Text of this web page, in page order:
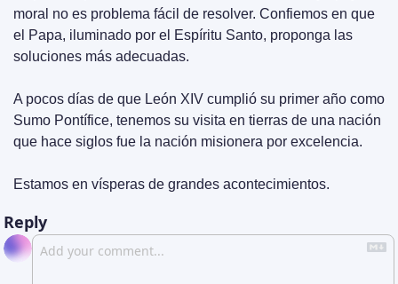
moral no es problema fácil de resolver. Confiemos en que
el Papa, iluminado por el Espíritu Santo, proponga las
soluciones más adecuadas.
A pocos días de que León XIV cumplió su primer año como
Sumo Pontífice, tenemos su visita en tierras de una nación
que hace siglos fue la nación misionera por excelencia.
Estamos en vísperas de grandes acontecimientos.
Reply